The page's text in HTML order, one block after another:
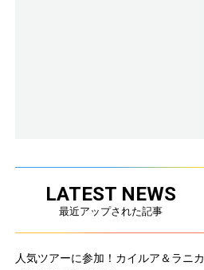
LATEST NEWS
最近アップされた記事
人気ツアーに参加！カイルア＆ラニカ